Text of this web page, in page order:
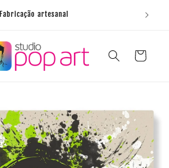
Fabricação artesanal
Carrinho